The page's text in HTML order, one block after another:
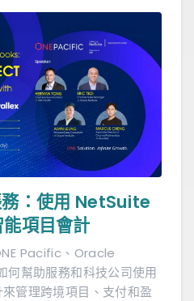
：使用 NetSuite
項目會計
Pacific、Oracle
幫助服務和科技公司使用
管理跨境項目、支付和盈